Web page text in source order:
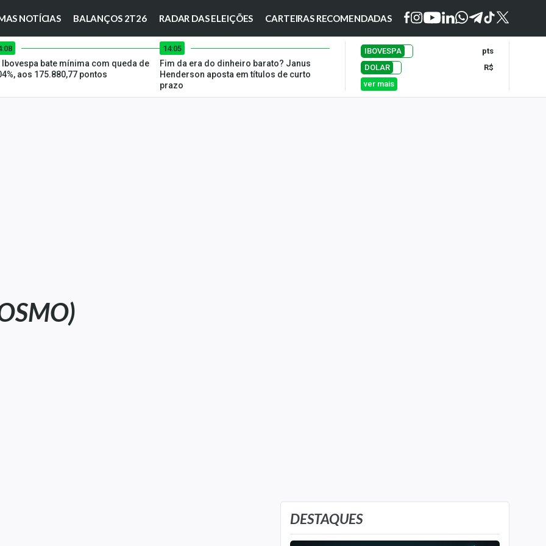
NOTÍCIAS BALANÇOS 2T26 RADAR DAS ELEIÇÕES CARTEIRAS RECOMENDADAS
Ibovespa bate mínima com queda de
aos 175.880,77 pontos
14:05
Fim da era do dinheiro barato? Janus
Henderson aposta em títulos de curto
prazo
IBOVESPA
pts
DOLAR
R$
ver mais
DESTAQUES